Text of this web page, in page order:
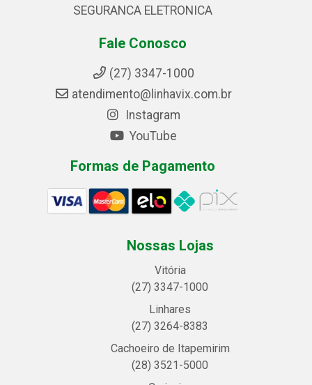
SEGURANCA ELETRONICA
Fale Conosco
(27) 3347-1000
atendimento@linhavix.com.br
Instagram
YouTube
Formas de Pagamento
Nossas Lojas
Vitória
(27) 3347-1000
Linhares
(27) 3264-8383
Cachoeiro de Itapemirim
(28) 3521-5000